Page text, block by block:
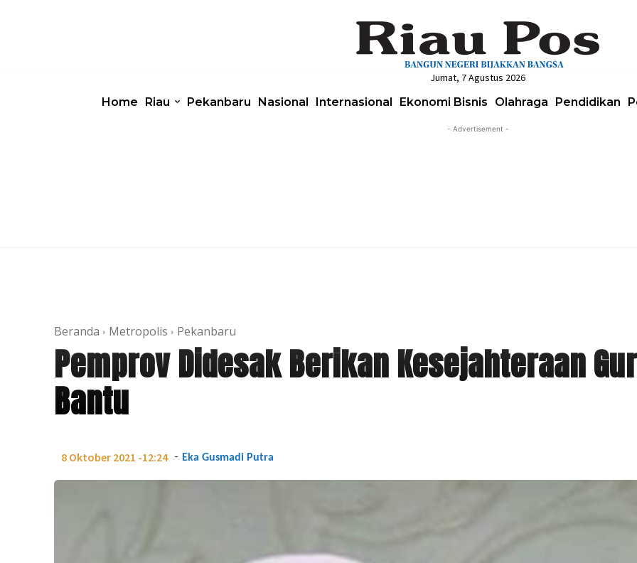
Jumat, 7 Agustus 2026
Home Riau Pekanbaru Nasional Internasional Ekonomi Bisnis Olahraga Pendidikan
- Advertisement -
Beranda Metropolis Pekanbaru
Pemprov Didesak Berikan Kesejahteraan
Bantu
8 Oktober 2021 -12:24 - Eka Gusmadi Putra